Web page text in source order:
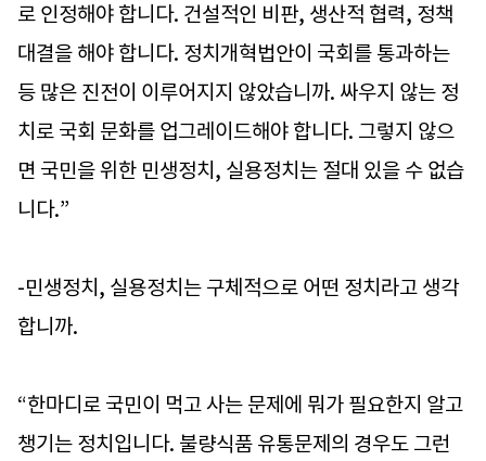
로 인정해야 합니다. 건설적인 비판, 생산적 협력, 정책
대결을 해야 합니다. 정치개혁법안이 국회를 통과하는
등 많은 진전이 이루어지지 않았습니까. 싸우지 않는 정
치로 국회 문화를 업그레이드해야 합니다. 그렇지 않으
면 국민을 위한 민생정치, 실용정치는 절대 있을 수 없습
니다.”
-민생정치, 실용정치는 구체적으로 어떤 정치라고 생각
합니까.
“한마디로 국민이 먹고 사는 문제에 뭐가 필요한지 알고
챙기는 정치입니다. 불량식품 유통문제의 경우도 그런